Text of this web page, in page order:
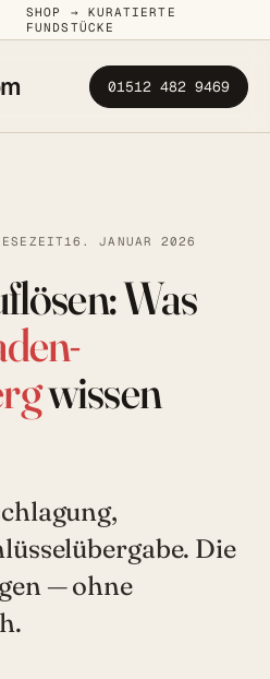
SHOP → KURATIERTE
FUNDSTÜCKE
01512 482 9469
16. JANUAR 2026
Was
wissen
Die
— ohne